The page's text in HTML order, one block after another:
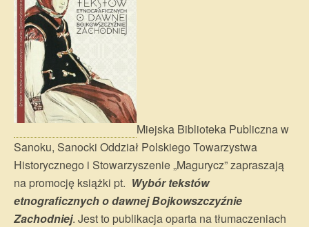
Miejska Biblioteka Publiczna w
Sanoku, Sanocki Oddział Polskiego Towarzystwa
Historycznego i Stowarzyszenie „Magurycz” zapraszają
na promocję książki pt. Wybór tekstów
etnograficznych o dawnej Bojkowszczyźnie
Zachodniej. Jest to publikacja oparta na tłumaczeniach